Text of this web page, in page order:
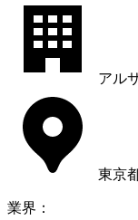
アル
東京
業界 ：